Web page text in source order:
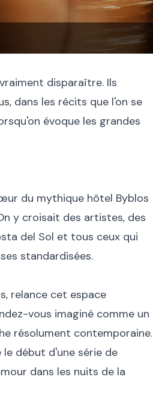
disparaître. Ils
dans les récits que l'on se
évoque les grandes
du mythique hôtel Byblos
y croisait des artistes, des
del Sol et tous ceux qui
standardisées.
relance cet espace
vous imaginé comme un
résolument contemporaine.
début d'une série de
dans les nuits de la